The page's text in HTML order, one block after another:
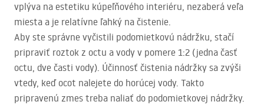
vplýva na estetiku kúpeľňového interiéru, nezaberá veľa
miesta a je relatívne ľahký na čistenie.
Aby ste správne vyčistili podomietkovú nádržku, stačí
pripraviť roztok z octu a vody v pomere 1:2 (jedna časť
octu, dve časti vody). Účinnosť čistenia nádržky sa zvýši
vtedy, keď ocot nalejete do horúcej vody. Takto
pripravenú zmes treba naliať do podomietkovej nádržky.